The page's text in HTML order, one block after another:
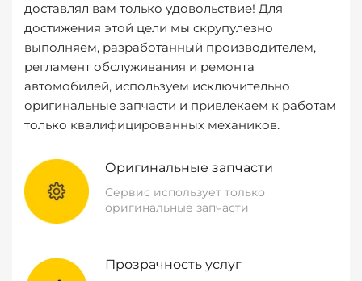
доставлял вам только удовольствие! Для
достижения этой цели мы скрупулезно
выполняем, разработанный производителем,
регламент обслуживания и ремонта
автомобилей, используем исключительно
оригинальные запчасти и привлекаем к работам
только квалифицированных механиков.
Оригинальные запчасти
Сервис использует только
оригинальные запчасти
Прозрачность услуг